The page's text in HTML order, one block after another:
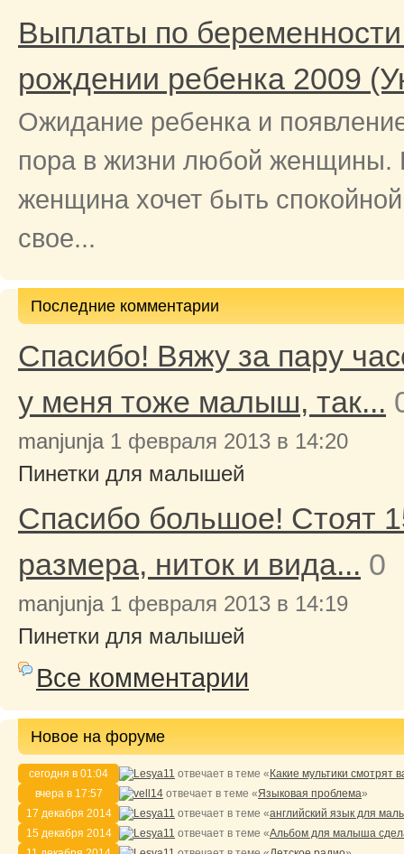
Выплаты по
рождении ребенка 2009
Ожидание ребенка и
пора в жизни любой женщины.
женщина хочет быть
свое...
Последние комментарии
Спасибо! Вяжу за пару
у меня тоже малыш, так...
manjunja1 февраля 2013 в 14:20
Пинетки для малышей
Спасибо большое! Стоят
размера, ниток и вида... 0
manjunja1 февраля 2013 в 14:19
Пинетки для малышей
Все комментарии
Новое на форуме
сегодня в 01:04 Lesya11 отвечает в теме « Какие мультики смотрят
вчера в 17:57
vell14 отвечает в теме «Языковая проблема»
17 декабря 2014
Lesya11 отвечает в теме «английский язык для
15 декабря 2014
Lesya11 отвечает в теме «Альбом для малыша